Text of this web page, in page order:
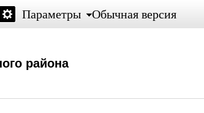
Параметры Обычная версия
района